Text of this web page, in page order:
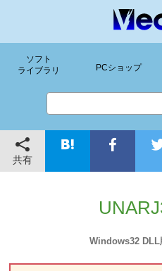
ソフト
ライブラリ
PCショップ
共有
Windows32 DLL